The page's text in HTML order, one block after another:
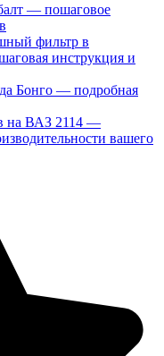
— пошаговое
фильтр в
инструкция и
Бонго — подробная
на ВАЗ 2114 —
вашего